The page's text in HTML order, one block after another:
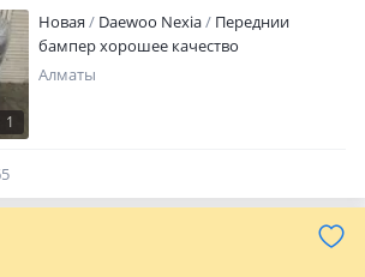
1
Новая Daewoo Nexia
Переднии
бампер хорошее качество
Алматы